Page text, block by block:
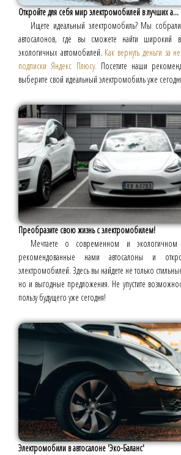
Откройте для себя мир электромобилей в лучших а...
Ищете идеальный электромобиль? Мы
автосалонов, где вы сможете найти
экологичных автомобилей. Как вернуть деньги за
подписки Яндекс Плюсу. Посетите наши
выберите свой идеальный электромобиль уже
Преобразите свою жизнь с электромобилем!
Мечтаете о современном и экологичном
рекомендованные нами автосалоны и
электромобилей. Здесь вы найдете не только
но и выгодные предложения. Не упустите
пользу будущего уже сегодня!
Электромобили в автосалоне 'Эко-Баланс'